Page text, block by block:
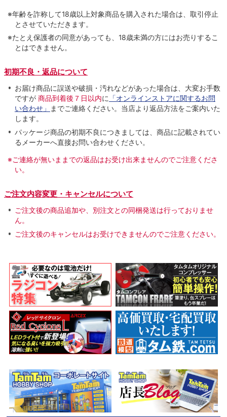
※年齢を詐称して18歳以上対象商品を購入された場合は、取引停止
とさせていただきます。
※たとえ保護者の同意があっても、18歳未満の方にはお売りするこ
とはできません。
初期不良・返品について
お届け商品に誤送や破損・汚れなどがあった場合は、大変お手数
ですが 商品到着後７日以内に 「オンラインストアに関するお問
い合わせ」
までご連絡ください。当店より返品方法をご案内いた
します。
パッケージ商品の初期不良につきましては、商品に記載されてい
るメーカーへ直接お問い合わせください。
※ご連絡が無いままでの返品はお受け出来ませんのでご注意くださ
い。
ご注文内容変更・キャンセルについて
ご注文後の商品追加や、別注文との同梱発送は行っておりませ
ん。
ご注文後のキャンセルはお受けできませんのでご注意ください。